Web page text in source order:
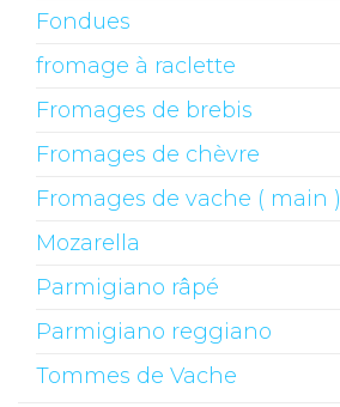
Fondues
fromage à raclette
Fromages de brebis
Fromages de chèvre
Fromages de vache ( main )
Mozarella
Parmigiano râpé
Parmigiano reggiano
Tommes de Vache